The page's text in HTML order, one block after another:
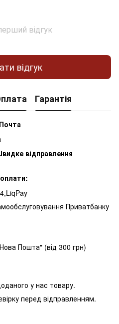
відгук
відгук
Гарантія
відправлення
Приватбанку
Пошта" (від 300 грн)
у нас товару.
перед відправленням.